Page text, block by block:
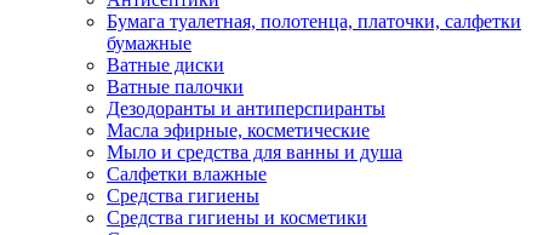
Бумага туалетная, полотенца, платочки, салфетки
бумажные
Ватные диски
Ватные палочки
Дезодоранты и антиперспиранты
Масла эфирные, косметические
Мыло и средства для ванны и душа
Салфетки влажные
Средства гигиены
Средства гигиены и косметики